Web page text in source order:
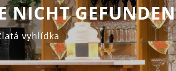
NICHT GEFUNDEN
vyhlídka